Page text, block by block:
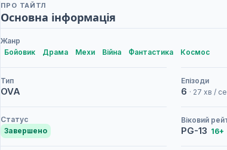
ПРО ТАЙТЛ
Основна інформація
Жанр
Бойовик
Драма Мехи Війна Фантастика Космос
Тип
OVA
Епізоди
6 · 27 хв /
Статус
Завершено
Віковий
PG-13 16+